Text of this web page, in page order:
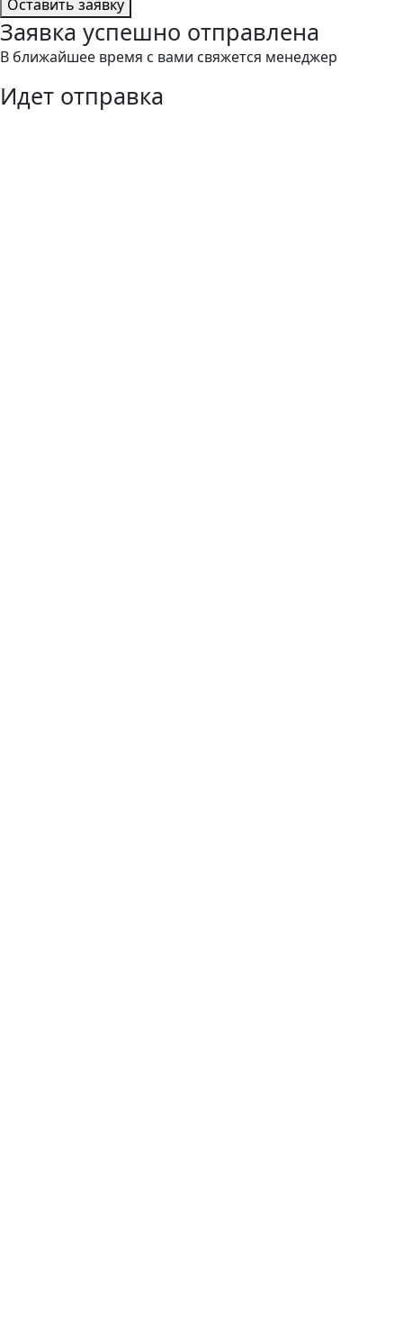
Оставить заявку
Заявка успешно отправлена
В ближайшее время с вами свяжется менеджер
Идет отправка